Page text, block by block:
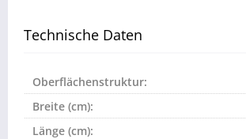
Technische Daten
Oberflächenstruktur:
Breite (cm):
Länge (cm):